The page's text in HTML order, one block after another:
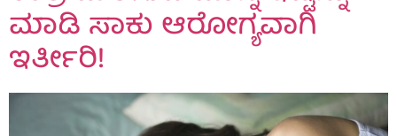
ಮಾಡಿ ಸಾಕು ಆರೋಗ್ಯವಾಗಿ
ಇರ್ತೀರಿ!